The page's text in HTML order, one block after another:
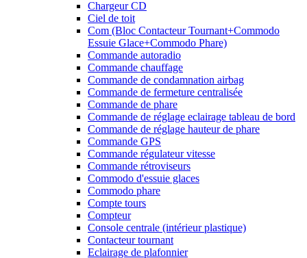
Chargeur CD
Ciel de toit
Com (Bloc Contacteur Tournant+Commodo
Essuie Glace+Commodo Phare)
Commande autoradio
Commande chauffage
Commande de condamnation airbag
Commande de fermeture centralisée
Commande de phare
Commande de réglage eclairage tableau de bord
Commande de réglage hauteur de phare
Commande GPS
Commande régulateur vitesse
Commande rétroviseurs
Commodo d'essuie glaces
Commodo phare
Compte tours
Compteur
Console centrale (intérieur plastique)
Contacteur tournant
Eclairage de plafonnier